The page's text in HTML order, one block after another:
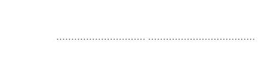
.................................... ..............................